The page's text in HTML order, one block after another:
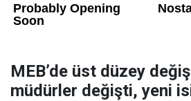
MEB’de üst düzey
müdürler değişti, yeni